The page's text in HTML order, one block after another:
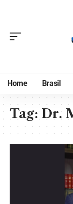
Home Brasil
Tag:Dr.